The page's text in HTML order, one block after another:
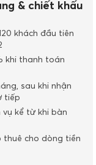
& chiết khấu
khách đầu tiên
khi thanh toán
sau khi nhận
tiếp
vụ kể từ khi bàn
thuê cho dòng tiền